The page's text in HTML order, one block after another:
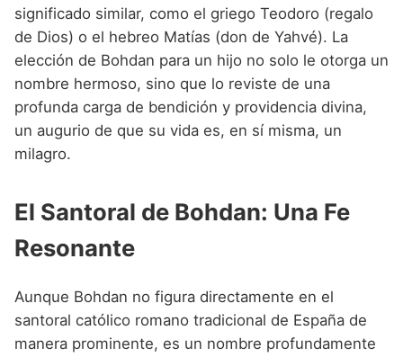
significado similar, como el griego Teodoro (regalo
de Dios) o el hebreo Matías (don de Yahvé). La
elección de Bohdan para un hijo no solo le otorga un
nombre hermoso, sino que lo reviste de una
profunda carga de bendición y providencia divina,
un augurio de que su vida es, en sí misma, un
milagro.
El Santoral de Bohdan: Una Fe
Resonante
Aunque Bohdan no figura directamente en el
santoral católico romano tradicional de España de
manera prominente, es un nombre profundamente